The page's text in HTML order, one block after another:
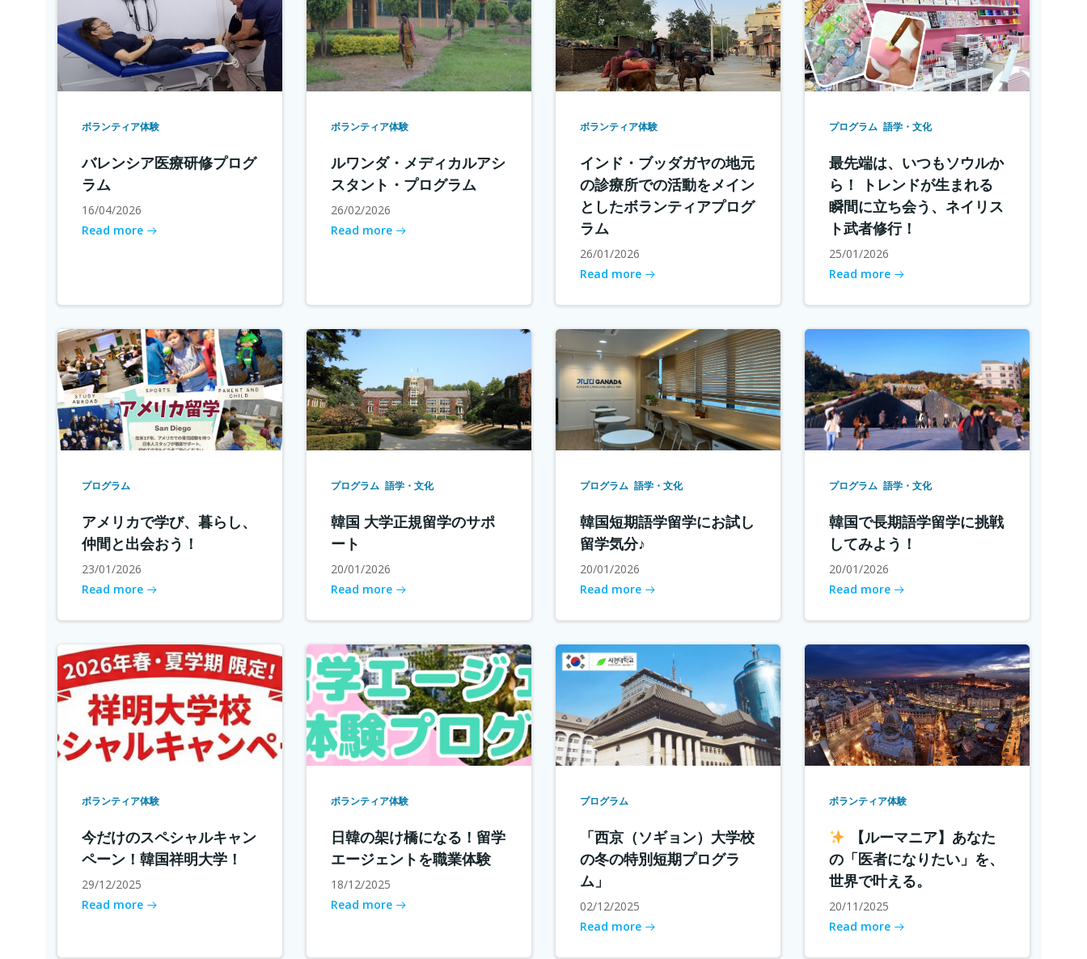
ボランティア体験
バレンシア医療研修プログ
ラム
16/04/2026
Read more
ボランティア体験
ルワンダ・メディカルアシ
スタント・プログラム
26/02/2026
Read more
ボランティア体験
インド・ブッダガヤの地元
の診療所での活動をメイン
としたボランティアプログ
ラム
26/01/2026
Read more
プログラム 語学・文化
最先端は、いつもソウルか
ら！ トレンドが生まれる
瞬間に立ち会う、ネイリス
ト武者修行！
25/01/2026
Read more
プログラム
アメリカで学び、暮らし、
仲間と出会おう！
23/01/2026
Read more
プログラム 語学・文化
韓国 大学正規留学のサポ
ート
20/01/2026
Read more
プログラム 語学・文化
韓国短期語学留学にお試し
留学気分♪
20/01/2026
Read more
プログラム 語学・文化
韓国で長期語学留学に挑戦
してみよう！
20/01/2026
Read more
ボランティア体験
今だけのスペシャルキャン
ペーン！韓国祥明大学！
29/12/2025
Read more
ボランティア体験
日韓の架け橋になる！留学
エージェントを職業体験
18/12/2025
Read more
プログラム
「西京（ソギョン）大学校
の冬の特別短期プログラ
ム」
02/12/2025
Read more
ボランティア体験
【ルーマニア】あなた
の「医者になりたい」を、
世界で叶える。
20/11/2025
Read more